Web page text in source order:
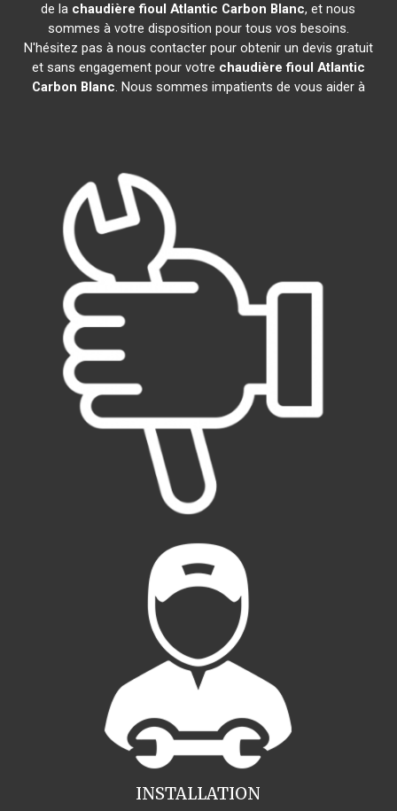
de la chaudière fioul Atlantic Carbon Blanc, et nous
sommes à votre disposition pour tous vos besoins.
N'hésitez pas à nous contacter pour obtenir un devis gratuit
et sans engagement pour votre chaudière fioul Atlantic
Carbon Blanc. Nous sommes impatients de vous aider à
INSTALLATION